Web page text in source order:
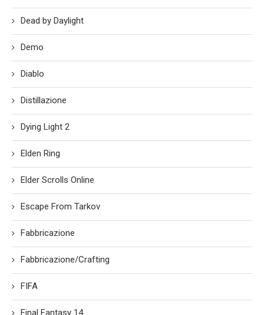
Dead by Daylight
Demo
Diablo
Distillazione
Dying Light 2
Elden Ring
Elder Scrolls Online
Escape From Tarkov
Fabbricazione
Fabbricazione/Crafting
FIFA
Final Fantasy 14